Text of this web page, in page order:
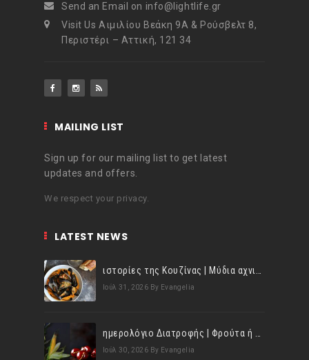
Send an Email on info@lightlife.gr
Visit Us Αιμιλίου Βεάκη 9Α & Ρούσβελτ 8,
Περιστέρι – Αττική, 121 34
MAILING LIST
Sign up for our mailing list to get latest
updates and offers.
We respect your privacy.
LATEST NEWS
ιστορίες της Κουζίνας | Μύδια αχνιστά σβησμένα με λευκό κρασί!
Ιούλ 31, 2026 By Evangelia
ημερολόγιο Διατροφής | Φρούτα ή λαχανικά; Γνωρίζεις τη διαφορά;
Ιούλ 30, 2026 By Evangelia